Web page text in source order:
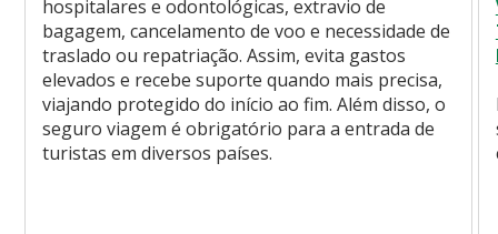
hospitalares e odontológicas, extravio de
bagagem, cancelamento de voo e necessidade de
traslado ou repatriação. Assim, evita gastos
elevados e recebe suporte quando mais precisa,
viajando protegido do início ao fim. Além disso, o
seguro viagem é obrigatório para a entrada de
turistas em diversos países.